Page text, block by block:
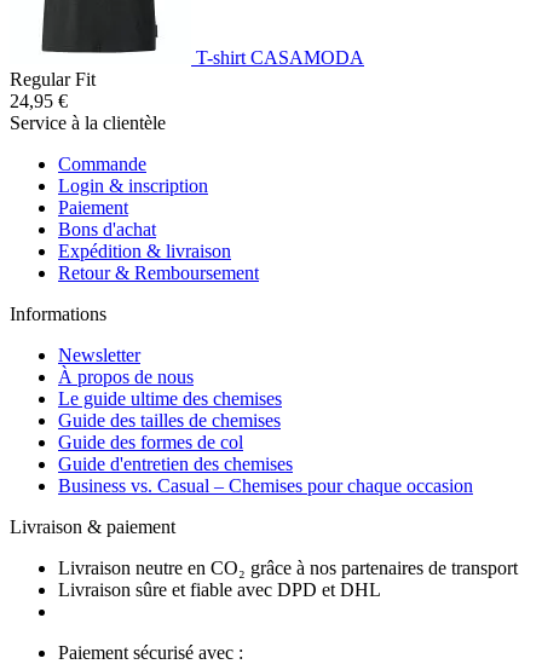
T-shirt CASAMODA
Regular Fit
24,95 €
Service à la clientèle
Commande
Login & inscription
Paiement
Bons d'achat
Expédition & livraison
Retour & Remboursement
Informations
Newsletter
À propos de nous
Le guide ultime des chemises
Guide des tailles de chemises
Guide des formes de col
Guide d'entretien des chemises
Business vs. Casual – Chemises pour chaque occasion
Livraison & paiement
Livraison neutre en CO₂ grâce à nos partenaires de transport
Livraison sûre et fiable avec DPD et DHL
Paiement sécurisé avec :